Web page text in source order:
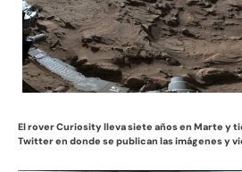
El rover Curiosity lleva siete años en Marte y
Twitter en donde se publican las imágenes y